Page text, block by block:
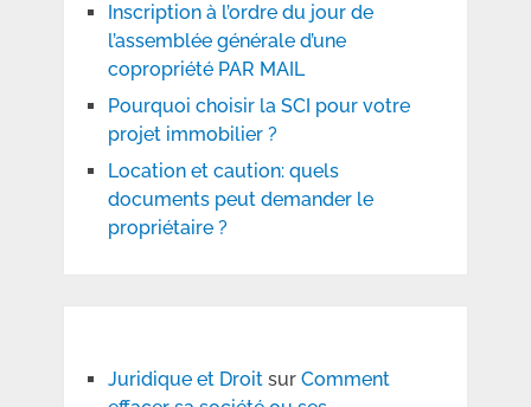
Inscription à l’ordre du jour de
l’assemblée générale d’une
copropriété PAR MAIL
Pourquoi choisir la SCI pour votre
projet immobilier ?
Location et caution: quels
documents peut demander le
propriétaire ?
Juridique et Droitsur Comment